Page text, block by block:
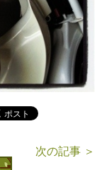
次の記事 ＞